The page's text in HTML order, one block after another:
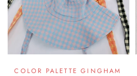
COLOR PALETTE GINGHAM